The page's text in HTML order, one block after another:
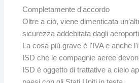
Completamente d'accordo
Oltre a ciò, viene dimenticata
sicurezza addebitata dagli aeroporti
La cosa più grave è l'IVA e anche
ISD che le compagnie aeree
ISD è oggetto di trattative a cielo